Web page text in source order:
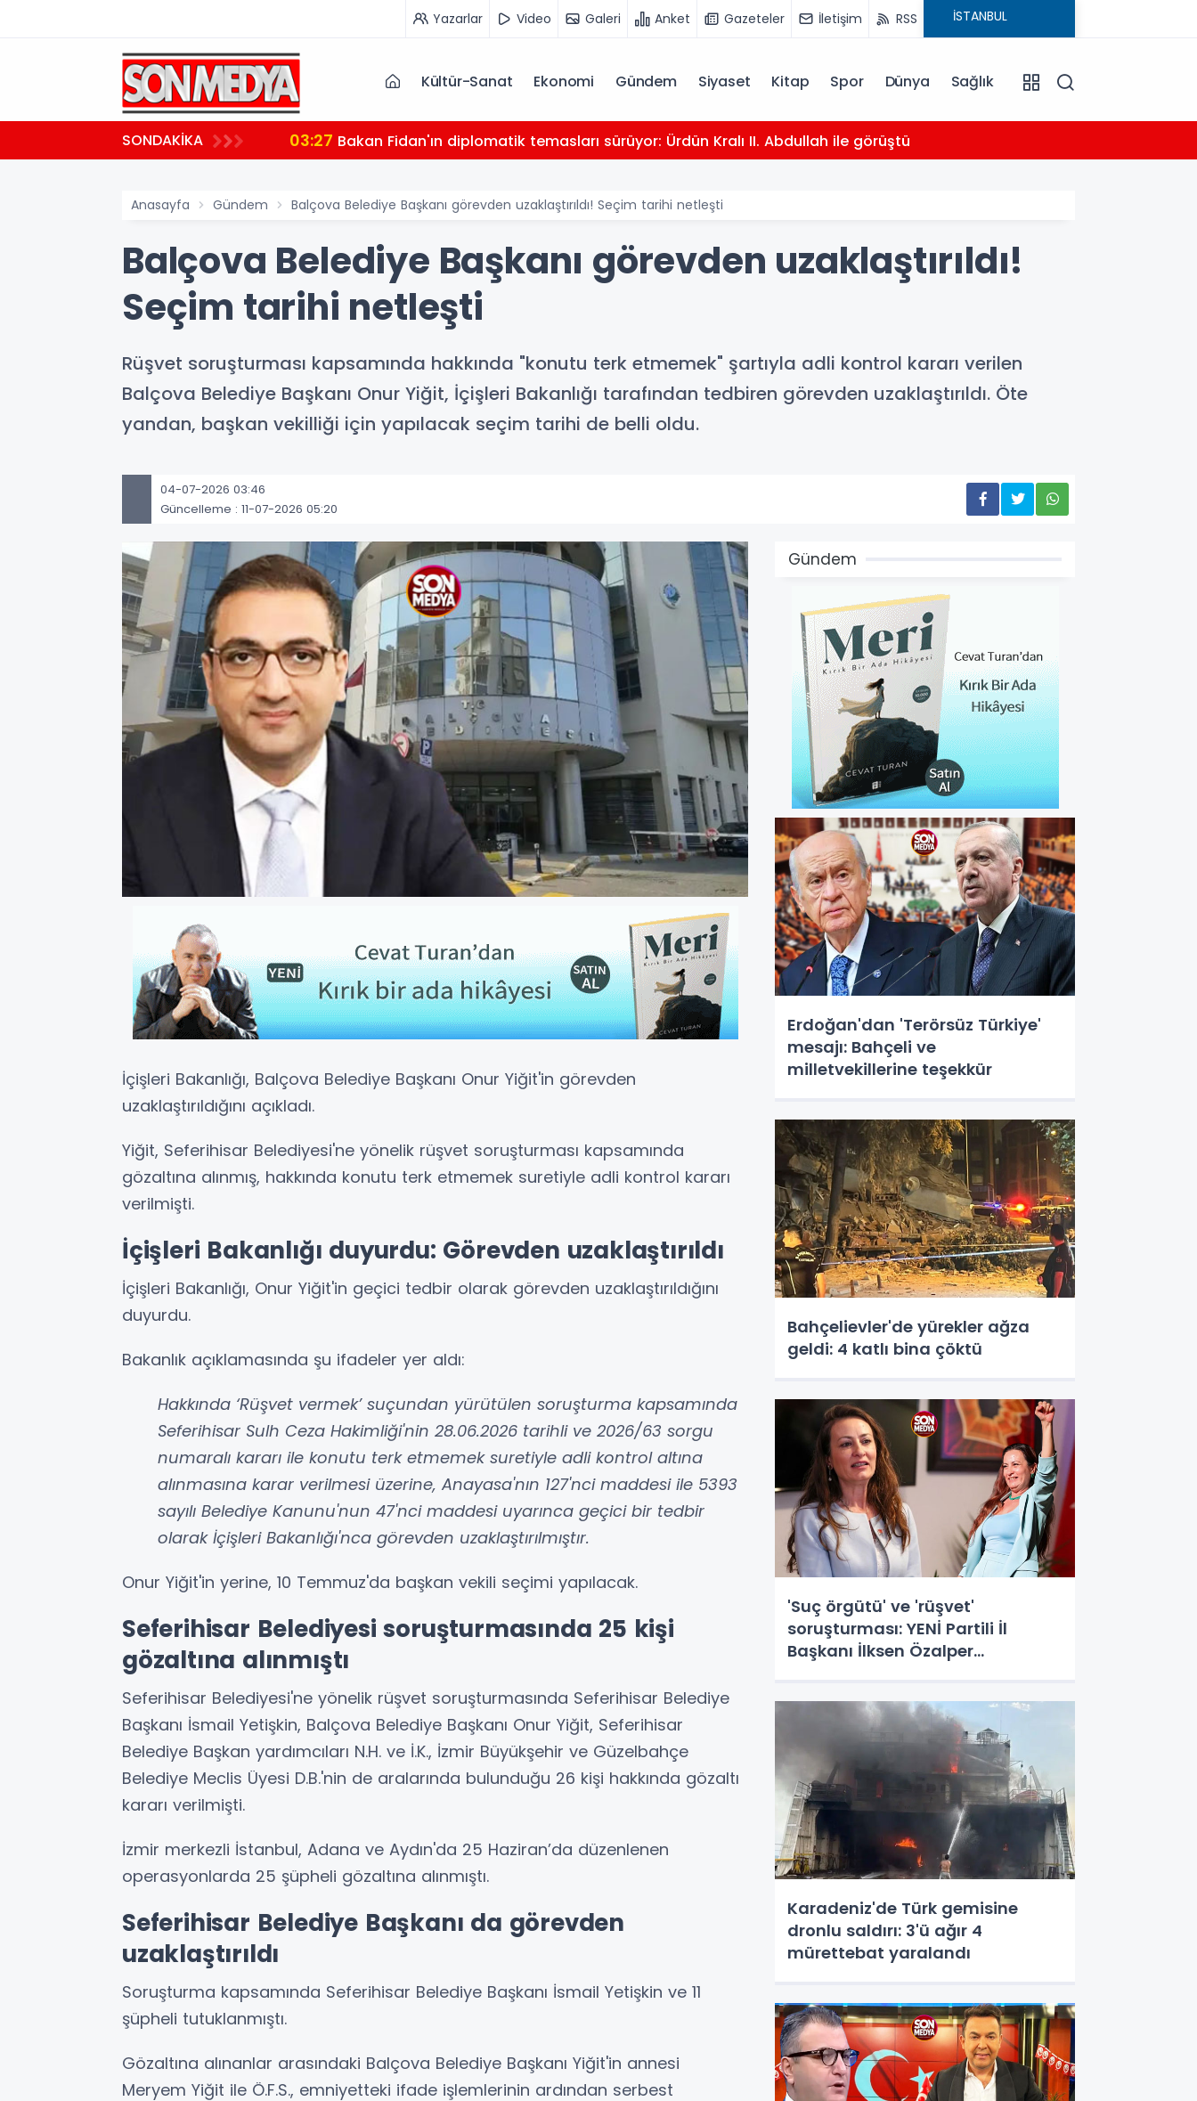
Yazarlar Video Galeri Anket Gazeteler İletişim RSS
Kültür-Sanat Ekonomi Gündem Siyaset Kitap Spor Dünya Sağlık
SONDAKİKA 03:27 Bakan Fidan'ın diplomatik temasları sürüyor: Ürdün Kralı II. Abdullah ile görüştü
Anasayfa Gündem Balçova Belediye Başkanı görevden uzaklaştırıldı! Seçim tarihi netleşti
Balçova Belediye Başkanı görevden uzaklaştırıldı!
Seçim tarihi netleşti
Rüşvet soruşturması kapsamında hakkında "konutu terk etmemek" şartıyla adli kontrol kararı verilen
Balçova Belediye Başkanı Onur Yiğit, İçişleri Bakanlığı tarafından tedbiren görevden uzaklaştırıldı. Öte
yandan, başkan vekilliği için yapılacak seçim tarihi de belli oldu.
04-07-2026 03:46
Güncelleme : 11-07-2026 05:20
İçişleri Bakanlığı, Balçova Belediye Başkanı Onur Yiğit'in görevden
uzaklaştırıldığını açıkladı.
Yiğit, Seferihisar Belediyesi'ne yönelik rüşvet soruşturması kapsamında
gözaltına alınmış, hakkında konutu terk etmemek suretiyle adli kontrol kararı
verilmişti.
İçişleri Bakanlığı duyurdu: Görevden uzaklaştırıldı
İçişleri Bakanlığı, Onur Yiğit'in geçici tedbir olarak görevden uzaklaştırıldığını
duyurdu.
Bakanlık açıklamasında şu ifadeler yer aldı:
Hakkında ‘Rüşvet vermek’ suçundan yürütülen soruşturma kapsamında
Seferihisar Sulh Ceza Hakimliği'nin 28.06.2026 tarihli ve 2026/63 sorgu
numaralı kararı ile konutu terk etmemek suretiyle adli kontrol altına
alınmasına karar verilmesi üzerine, Anayasa'nın 127'nci maddesi ile 5393
sayılı Belediye Kanunu'nun 47'nci maddesi uyarınca geçici bir tedbir
olarak İçişleri Bakanlığı'nca görevden uzaklaştırılmıştır.
Onur Yiğit'in yerine, 10 Temmuz'da başkan vekili seçimi yapılacak.
Seferihisar Belediyesi soruşturmasında 25 kişi
gözaltına alınmıştı
Seferihisar Belediyesi'ne yönelik rüşvet soruşturmasında Seferihisar Belediye
Başkanı İsmail Yetişkin, Balçova Belediye Başkanı Onur Yiğit, Seferihisar
Belediye Başkan yardımcıları N.H. ve İ.K., İzmir Büyükşehir ve Güzelbahçe
Belediye Meclis Üyesi D.B.'nin de aralarında bulunduğu 26 kişi hakkında gözaltı
kararı verilmişti.
İzmir merkezli İstanbul, Adana ve Aydın'da 25 Haziran’da düzenlenen
operasyonlarda 25 şüpheli gözaltına alınmıştı.
Seferihisar Belediye Başkanı da görevden
uzaklaştırıldı
Soruşturma kapsamında Seferihisar Belediye Başkanı İsmail Yetişkin ve 11
şüpheli tutuklanmıştı.
Gözaltına alınanlar arasındaki Balçova Belediye Başkanı Yiğit'in annesi
Meryem Yiğit ile Ö.F.S., emniyetteki ifade işlemlerinin ardından serbest
Gündem
Erdoğan'dan 'Terörsüz Türkiye'
mesajı: Bahçeli ve
milletvekillerine teşekkür
Bahçelievler'de yürekler ağza
geldi: 4 katlı bina çöktü
'Suç örgütü' ve 'rüşvet'
soruşturması: YENİ Partili İl
Başkanı İlksen Özalper
Karadeniz'de Türk gemisine
dronlu saldırı: 3'ü ağır 4
mürettebat yaralandı